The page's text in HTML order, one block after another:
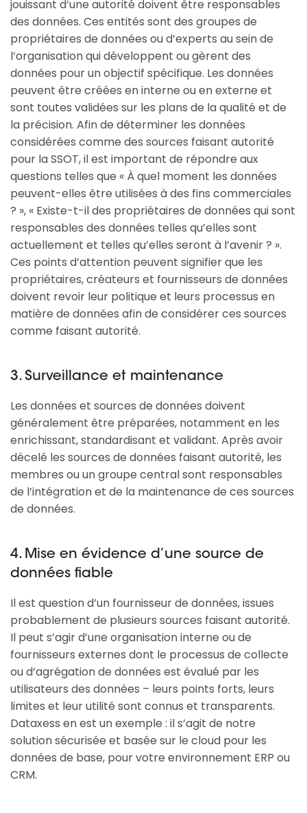
jouissant d’une autorité doivent être responsables
des données. Ces entités sont des groupes de
propriétaires de données ou d’experts au sein de
l’organisation qui développent ou gèrent des
données pour un objectif spécifique. Les données
peuvent être créées en interne ou en externe et
sont toutes validées sur les plans de la qualité et de
la précision. Afin de déterminer les données
considérées comme des sources faisant autorité
pour la SSOT, il est important de répondre aux
questions telles que « À quel moment les données
peuvent-elles être utilisées à des fins commerciales
? », « Existe-t-il des propriétaires de données qui sont
responsables des données telles qu’elles sont
actuellement et telles qu’elles seront à l’avenir ? ».
Ces points d’attention peuvent signifier que les
propriétaires, créateurs et fournisseurs de données
doivent revoir leur politique et leurs processus en
matière de données afin de considérer ces sources
comme faisant autorité.
3. Surveillance et maintenance
Les données et sources de données doivent
généralement être préparées, notamment en les
enrichissant, standardisant et validant. Après avoir
décelé les sources de données faisant autorité, les
membres ou un groupe central sont responsables
de l’intégration et de la maintenance de ces sources
de données.
4. Mise en évidence d’une source de
données fiable
Il est question d’un fournisseur de données, issues
probablement de plusieurs sources faisant autorité.
Il peut s’agir d’une organisation interne ou de
fournisseurs externes dont le processus de collecte
ou d’agrégation de données est évalué par les
utilisateurs des données – leurs points forts, leurs
limites et leur utilité sont connus et transparents.
Dataxess en est un exemple : il s’agit de notre
solution sécurisée et basée sur le cloud pour les
données de base, pour votre environnement ERP ou
CRM.